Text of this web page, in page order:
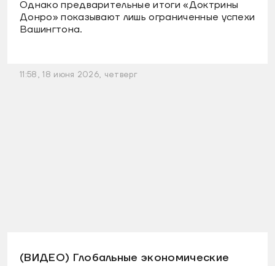
Однако предварительные итоги «Доктрины
Донро» показывают лишь ограниченные успехи
Вашингтона.
11:58, 18 июня 2026, четверг
(ВИДЕО) Глобальные экономические